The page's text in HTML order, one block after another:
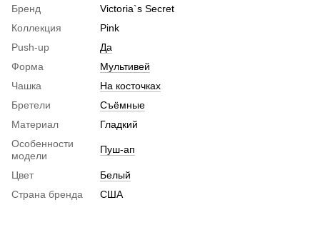
Бренд
Victoria`s Secret
Коллекция
Pink
Push-up
Да
Форма
Мультивей
Чашка
На косточках
Бретели
Съёмные
Материал
Гладкий
Особенности
модели
Пуш-ап
Цвет
Белый
Страна бренда
США